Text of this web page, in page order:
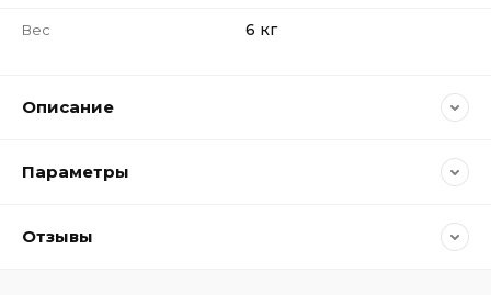
Вес 6 кг
Описание
Параметры
Отзывы